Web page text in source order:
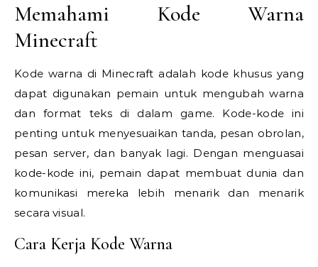
Memahami Kode Warna
Minecraft
Kode warna di Minecraft adalah kode khusus yang
dapat digunakan pemain untuk mengubah warna
dan format teks di dalam game. Kode-kode ini
penting untuk menyesuaikan tanda, pesan obrolan,
pesan server, dan banyak lagi. Dengan menguasai
kode-kode ini, pemain dapat membuat dunia dan
komunikasi mereka lebih menarik dan menarik
secara visual.
Cara Kerja Kode Warna